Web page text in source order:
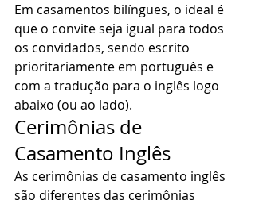
Em casamentos bilíngues, o ideal é
que o convite seja igual para todos
os convidados, sendo escrito
prioritariamente em português e
com a tradução para o inglês logo
abaixo (ou ao lado).
Cerimônias de
Casamento Inglês
As cerimônias de casamento inglês
são diferentes das cerimônias